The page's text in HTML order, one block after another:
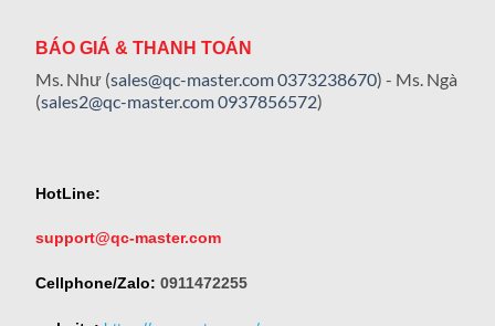
BÁO GIÁ & THANH TOÁN
Ms. Như (sales@qc-master.com0373238670) - Ms. Ngà
(sales2@qc-master.com0937856572)
HotLine:
support@qc-master.com
Cellphone/Zalo: 0911472255